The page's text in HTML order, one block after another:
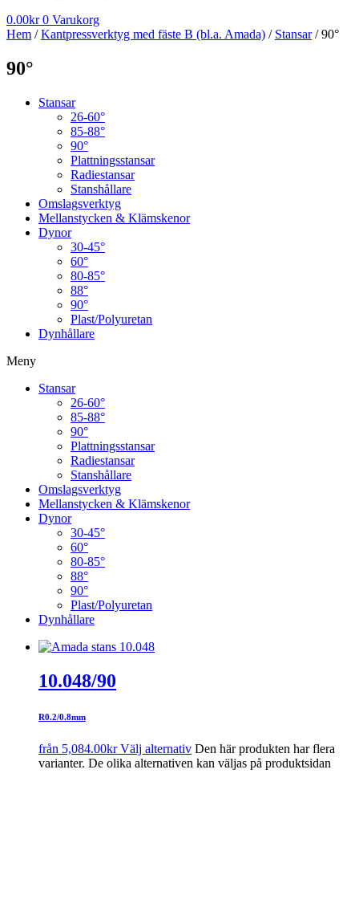
0.00kr 0 Varukorg
Hem /Kantpressverktyg med fäste B (bl.a. Amada) / Stansar/ 90°
90°
Stansar
26-60°
85-88°
90°
Plattningsstansar
Radiestansar
Stanshållare
Omslagsverktyg
Mellanstycken & Klämskenor
Dynor
30-45°
60°
80-85°
88°
90°
Plast/Polyuretan
Dynhållare
Meny
Stansar
26-60°
85-88°
90°
Plattningsstansar
Radiestansar
Stanshållare
Omslagsverktyg
Mellanstycken & Klämskenor
Dynor
30-45°
60°
80-85°
88°
90°
Plast/Polyuretan
Dynhållare
10.048/90
R0.2/0.8mm
från 5,084.00kr Välj alternativ Den här produkten har flera
varianter. De olika alternativen kan väljas på produktsidan